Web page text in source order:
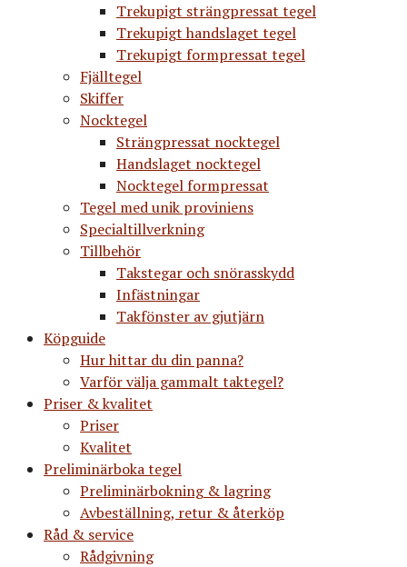
Trekupigt strängpressat tegel
Trekupigt handslaget tegel
Trekupigt formpressat tegel
Fjälltegel
Skiffer
Nocktegel
Strängpressat nocktegel
Handslaget nocktegel
Nocktegel formpressat
Tegel med unik proviniens
Specialtillverkning
Tillbehör
Takstegar och snörasskydd
Infästningar
Takfönster av gjutjärn
Köpguide
Hur hittar du din panna?
Varför välja gammalt taktegel?
Priser & kvalitet
Priser
Kvalitet
Preliminärboka tegel
Preliminärbokning & lagring
Avbeställning, retur & återköp
Råd & service
Rådgivning